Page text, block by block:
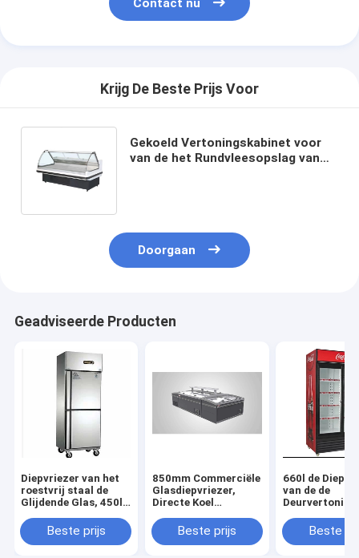
Contact nu
Krijg De Beste Prijs Voor
Gekoeld Vertoningskabinet voor
van de het Rundvleesopslag van
Doorgaan
Geadviseerde Producten
Diepvriezer van het
roestvrij staal de
Glijdende Glas, 450l-
Roestvrij staal de
Glijdende Glas,
Beste prijs
850mm Commerciële
Glasdiepvriezer,
Directe Koel
Glasdiepvriezer van
CEI
Beste prijs
660l de
van de de
Deurvertoning
2000mm de
Beste